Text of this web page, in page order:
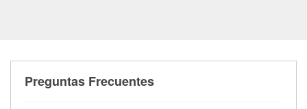
Preguntas Frecuentes